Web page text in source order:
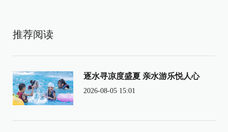
推荐阅读
逐水寻凉度盛夏 亲水游乐悦人心
2026-08-05 15:01